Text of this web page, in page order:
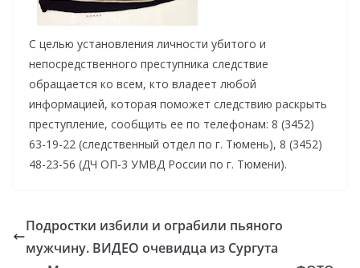
С целью установления личности убитого и
непосредственного преступника следствие
обращается ко всем, кто владеет любой
информацией, которая поможет следствию раскрыть
преступление, сообщить ее по телефонам: 8 (3452)
63-19-22 (следственный отдел по г. Тюмень), 8 (3452)
48-23-56 (ДЧ ОП-3 УМВД России по г. Тюмени).
Подростки избили и ограбили пьяного
мужчину. ВИДЕО очевидца из Сургута